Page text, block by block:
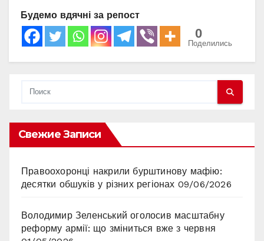
Будемо вдячні за репост
0
Поделились
Свежие Записи
Правоохоронці накрили бурштинову мафію:
десятки обшуків у різних регіонах 09/06/2026
Володимир Зеленський оголосив масштабну
реформу армії: що зміниться вже з червня